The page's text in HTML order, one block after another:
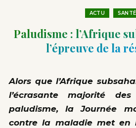
ACTU SANTÉ
Paludisme : l’Afrique
l’épreuve de la
Alors que l’Afrique
l’écrasante majorité
paludisme, la Journée
contre la maladie met en